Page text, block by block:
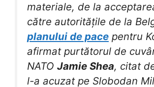
materiale, de la
către autoritățile de la
planului de pace pentru
afirmat purtătorul de
NATO Jamie Shea, citat
l-a acuzat pe Slobodan